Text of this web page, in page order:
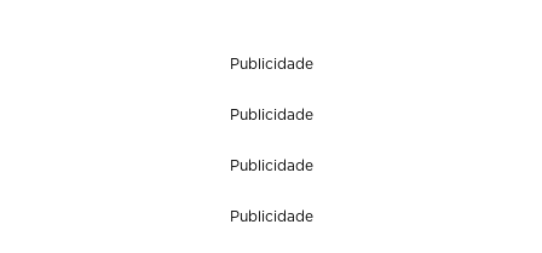
Publicidade
Publicidade
Publicidade
Publicidade